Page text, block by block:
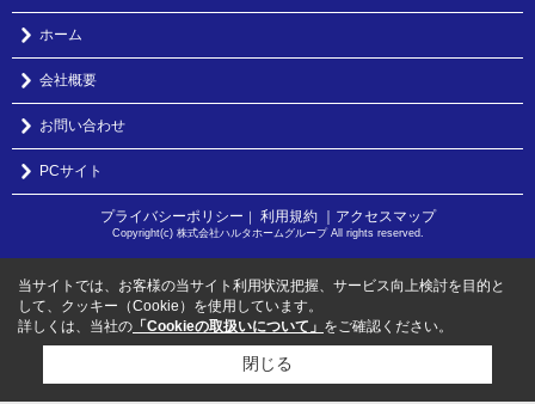
ホーム
会社概要
お問い合わせ
PCサイト
プライバシーポリシー 利用規約 ｜アクセスマップ
Copyright(c) 株式会社ハルタホームグループ All rights reserved.
当サイトでは、お客様の当サイト利用状況把握、サービス向上検討を目的と
して、クッキー（Cookie）を使用しています。
詳しくは、当社の 「Cookieの取扱いについて」 をご確認ください。
閉じる